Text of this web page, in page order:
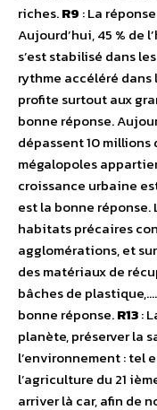
riches.R9 : La
Aujourd’hui, 45 % de
s’est stabilisé dans
rythme accéléré
profite surtout aux
bonne réponse.
dépassent 10 millions
mégalopoles
croissance urbaine
est la bonne
habitats précaires
agglomérations, et
des matériaux de
bâches de plastique,….
bonne réponse.R13:
planète, préserver la
l’environnement : tel
l’agriculture du 21
arriver là car, afin de